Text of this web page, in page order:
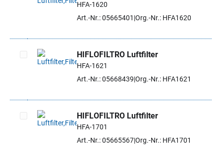
Artikel auswählen
HFA-1620
Art.-Nr.: 05665401 Org.-Nr.: HFA1620
Artikel auswählen
HIFLOFILTRO Luftfilter
HFA-1621
Art.-Nr.: 05668439 Org.-Nr.: HFA1621
Artikel auswählen
HIFLOFILTRO Luftfilter
HFA-1701
Art.-Nr.: 05665567Org.-Nr.: HFA1701